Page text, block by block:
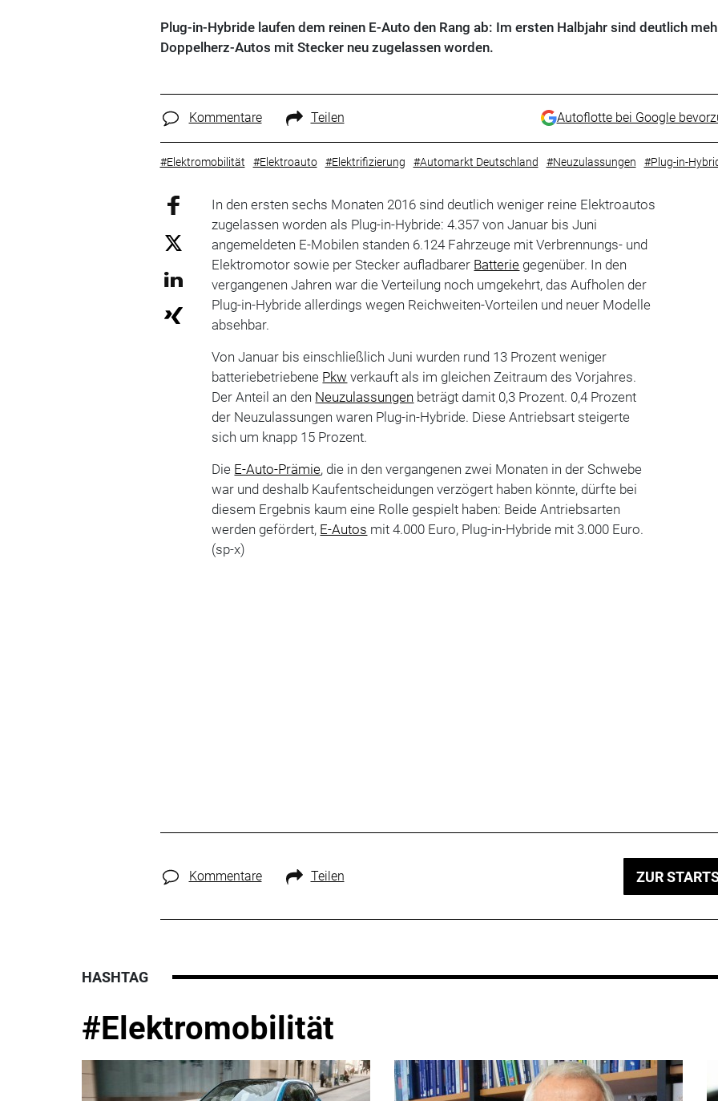
Plug-in-Hybride laufen dem reinen E-Auto den Rang ab: Im ersten Halbjahr sind deutlich
Doppelherz-Autos mit Stecker neu zugelassen worden.
Kommentare Teilen Autoflotte bei Google
#Elektromobilität #Elektroauto #Elektrifizierung #Automarkt Deutschland #Neuzulassungen #Plug-in-
In den ersten sechs Monaten 2016 sind deutlich weniger reine Elektroautos
zugelassen worden als Plug-in-Hybride: 4.357 von Januar bis Juni
angemeldeten E-Mobilen standen 6.124 Fahrzeuge mit Verbrennungs- und
Elektromotor sowie per Stecker aufladbarer Batterie gegenüber. In den
vergangenen Jahren war die Verteilung noch umgekehrt, das Aufholen der
Plug-in-Hybride allerdings wegen Reichweiten-Vorteilen und neuer Modelle
absehbar.
Von Januar bis einschließlich Juni wurden rund 13 Prozent weniger
batteriebetriebene Pkw verkauft als im gleichen Zeitraum des Vorjahres.
Der Anteil an den Neuzulassungen beträgt damit 0,3 Prozent. 0,4 Prozent
der Neuzulassungen waren Plug-in-Hybride. Diese Antriebsart steigerte
sich um knapp 15 Prozent.
Die E-Auto-Prämie, die in den vergangenen zwei Monaten in der Schwebe
war und deshalb Kaufentscheidungen verzögert haben könnte, dürfte bei
diesem Ergebnis kaum eine Rolle gespielt haben: Beide Antriebsarten
werden gefördert, E-Autos mit 4.000 Euro, Plug-in-Hybride mit 3.000 Euro.
(sp-x)
Kommentare Teilen ZUR
HASHTAG
#Elektromobilität